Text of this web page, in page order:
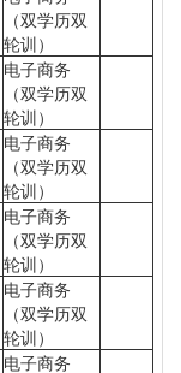
（双学历双
轮训）
电子商务
（双学历双
轮训）
电子商务
（双学历双
轮训）
电子商务
（双学历双
轮训）
电子商务
（双学历双
轮训）
电子商务